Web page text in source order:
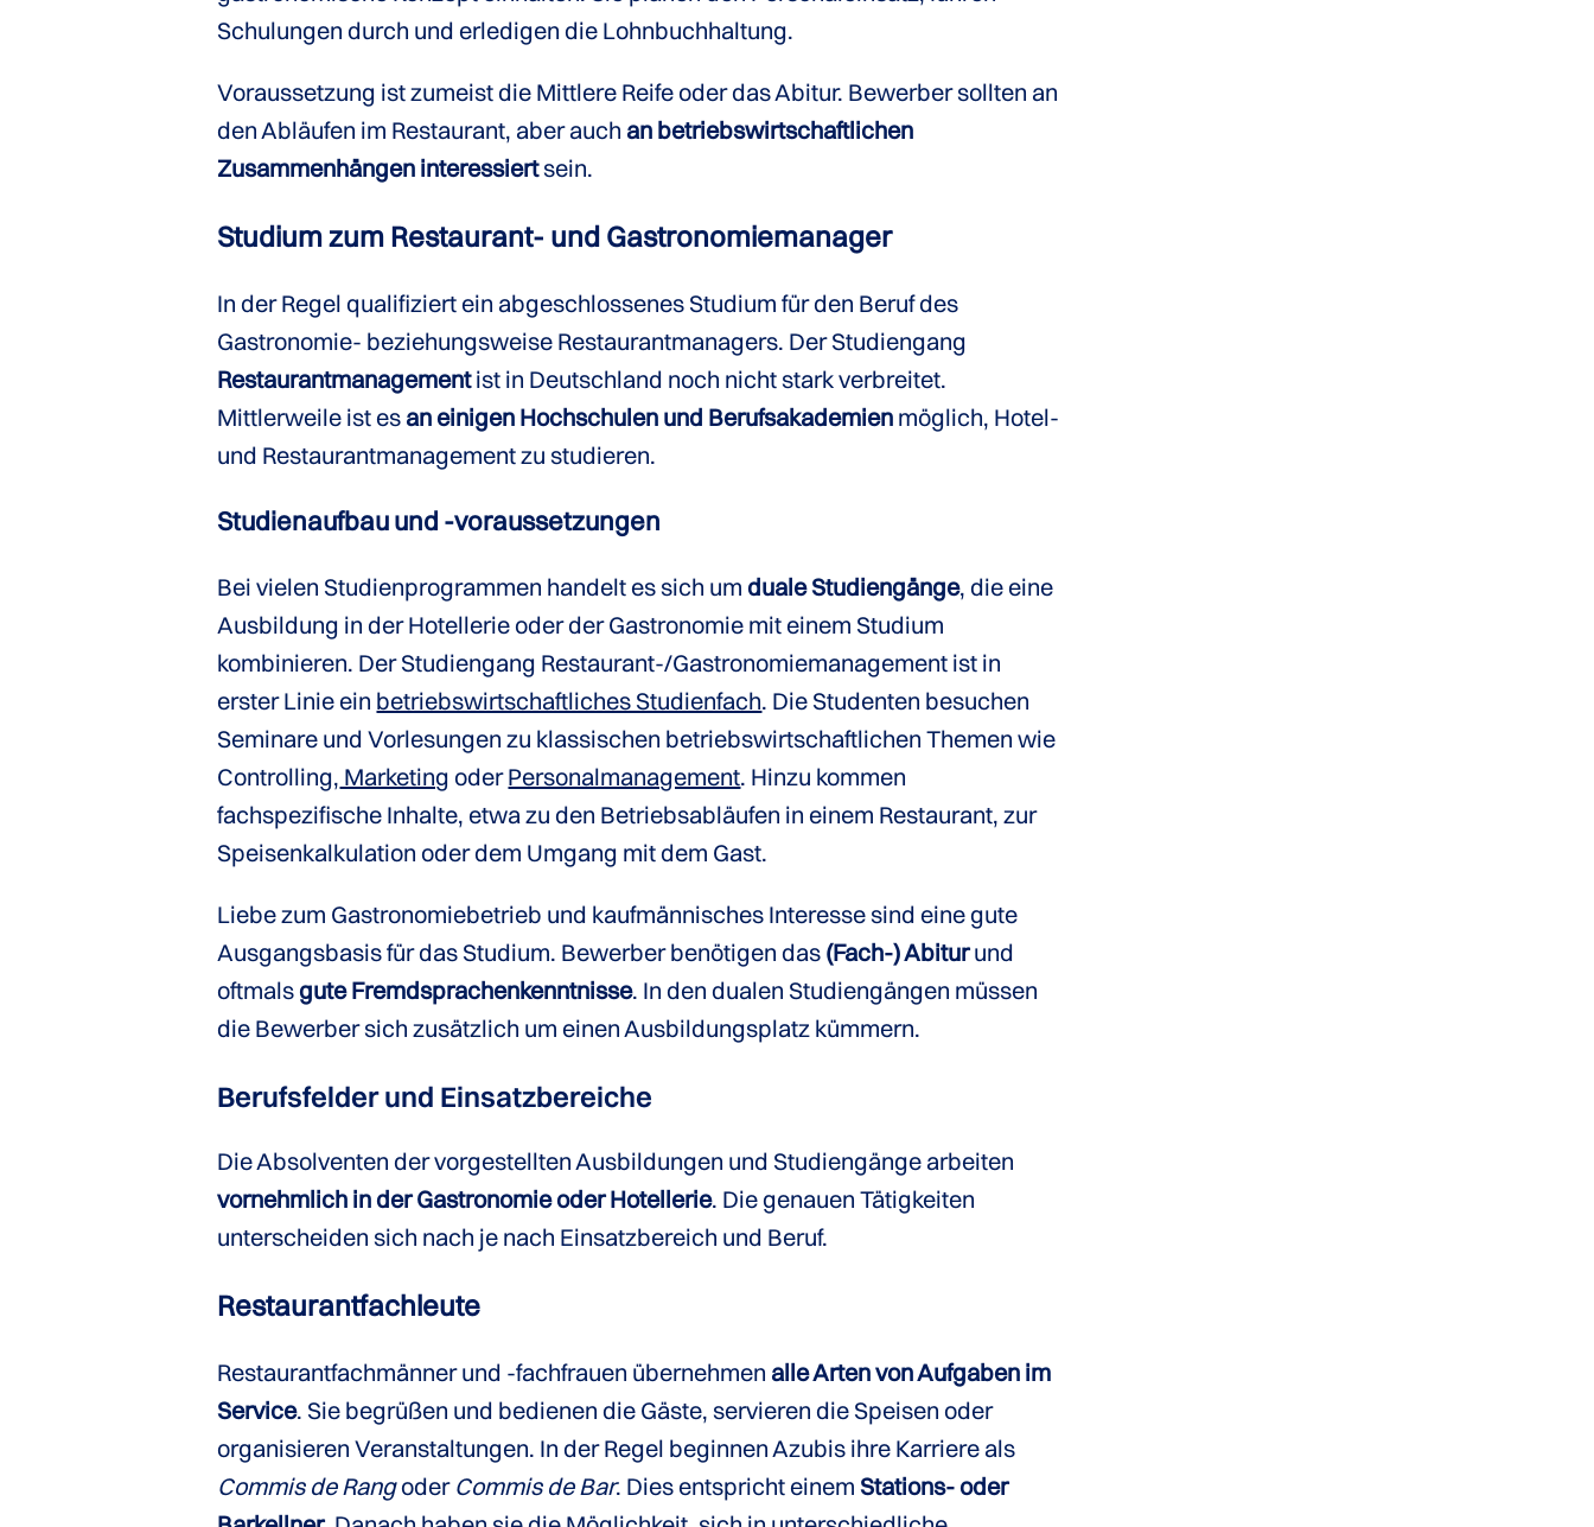
Schulungen durch und erledigen die Lohnbuchhaltung.
Voraussetzung ist zumeist die Mittlere Reife oder das Abitur. Bewerber sollten an
den Abläufen im Restaurant, aber auch an betriebswirtschaftlichen
Zusammenhängen interessiertsein.
Studium zum Restaurant- und Gastronomiemanager
In der Regel qualifiziert ein abgeschlossenes Studium für den Beruf des
Gastronomie- beziehungsweise Restaurantmanagers. Der Studiengang
Restaurantmanagementist in Deutschland noch nicht stark verbreitet.
Mittlerweile ist es an einigen Hochschulen und Berufsakademien möglich, Hotel-
und Restaurantmanagement zu studieren.
Studienaufbau und -voraussetzungen
Bei vielen Studienprogrammen handelt es sich umduale Studiengänge, die eine
Ausbildung in der Hotellerie oder der Gastronomie mit einem Studium
kombinieren. Der Studiengang Restaurant-/Gastronomiemanagement ist in
erster Linie ein betriebswirtschaftliches Studienfach. Die Studenten besuchen
Seminare und Vorlesungen zu klassischen betriebswirtschaftlichen Themen wie
Controlling, Marketing oderPersonalmanagement. Hinzu kommen
fachspezifische Inhalte, etwa zu den Betriebsabläufen in einem Restaurant, zur
Speisenkalkulation oder dem Umgang mit dem Gast.
Liebe zum Gastronomiebetrieb und kaufmännisches Interesse sind eine gute
Ausgangsbasis für das Studium. Bewerber benötigen das (Fach-) Abiturund
oftmalsgute Fremdsprachenkenntnisse. In den dualen Studiengängen müssen
die Bewerber sich zusätzlich um einen Ausbildungsplatz kümmern.
Berufsfelder und Einsatzbereiche
Die Absolventen der vorgestellten Ausbildungen und Studiengänge arbeiten
vornehmlich in der Gastronomie oder Hotellerie. Die genauen Tätigkeiten
unterscheiden sich nach je nach Einsatzbereich und Beruf.
Restaurantfachleute
Restaurantfachmänner und -fachfrauen übernehmen alle Arten von Aufgaben im
Service. Sie begrüßen und bedienen die Gäste, servieren die Speisen oder
organisieren Veranstaltungen. In der Regel beginnen Azubis ihre Karriere als
Commis de Rangoder Commis de Bar. Dies entspricht einemStations- oder